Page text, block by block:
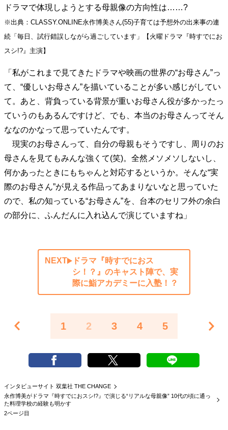
ライフスタイル・生き方
40代からの景色
病が教えてくれたこと
移住という選択
熱狂できるもの
一生モノの愛用品
私を彩るエッセンス
60代のネクストステージ
70代のグランドデザイン
社会・カルチャー・マネー
地域とつながる/お金との付き合い方
ドラマで体現しようとする母親像の方向性は……?
※出典：CLASSY.ONLINE永作博美さん(55)子育ては予想外の出来事の連
続「毎日、試行錯誤しながら過ごしています」【火曜ドラマ『時すでにお
スシ!?』主演】
「私がこれまで見てきたドラマや映画の世界の“お母さん”っ
て、“優しいお母さん”を描いていることが多い感じがしてい
て。あと、背負っている背景が重いお母さん役が多かったっ
ていうのもあるんですけど、でも、本当のお母さんってそん
ななのかなって思っていたんです。
現実のお母さんって、自分の母親もそうですし、周りのお
母さんを見てもみんな強くて(笑)。全然メソメソしないし、
何かあったときにもちゃんと対応するというか。そんな“実
際のお母さん”が見える作品ってあまりないなと思っていた
ので、私の知っている“お母さん”を、台本のセリフ外の余白
の部分に、ふんだんに入れ込んで演じていますね」
NEXT
ドラマ『時すでにおス
シ！？』のキャスト陣で、実
際に鮨アカデミーに入塾！？
1 2 3 4 5
インタビューサイト 双葉社 THE CHANGE
永作博美がドラマ『時すでにおスシ!?』で演じる“リアルな母親像” 10代の頃に通っ
た料理学校の経験も明かす
2ページ目